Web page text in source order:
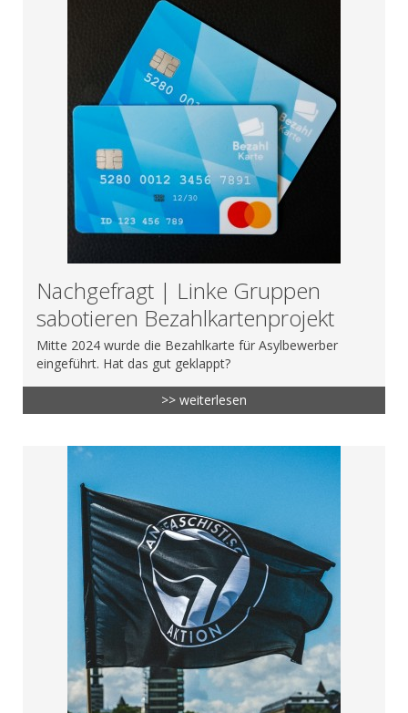
Nachgefragt | Linke Gruppen
sabotieren Bezahlkartenprojekt
Mitte 2024 wurde die Bezahlkarte für Asylbewerber
eingeführt. Hat das gut geklappt?
>> weiterlesen